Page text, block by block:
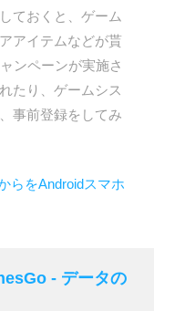
ておくと、ゲーム
アイテムなどが貰
ンペーンが実施さ
たり、ゲームシス
事前登録をしてみ
らをAndroidスマホ
- データの